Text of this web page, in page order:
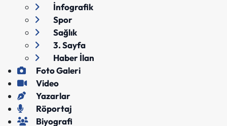
İnfografik
Spor
Sağlık
3. Sayfa
Haber İlan
Foto Galeri
Video
Yazarlar
Röportaj
Biyografi